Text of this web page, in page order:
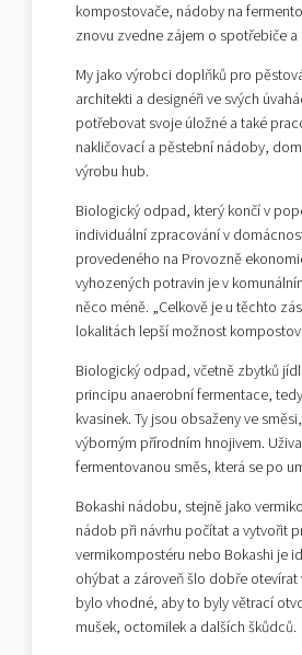
kompostovače, nádoby na
znovu zvedne zájem o spotřebiče
My jako výrobci doplňků pro
architekti a designéři ve svých
potřebovat svoje úložné a také
nakličovací a pěstební nádoby,
výrobu hub.
Biologický odpad, který končí v
individuální zpracování v
provedeného na Provozně
vyhozených potravin je v
něco méně. „Celkově je u těchto
lokalitách lepší možnost
Biologický odpad, včetně zbytků
principu anaerobní fermentace,
kvasinek. Ty jsou obsaženy ve
výborným přírodním hnojivem.
fermentovanou směs, která se po
Bokashi nádobu, stejně jako
nádob při návrhu počítat a vytvořit
vermikompostéru nebo Bokashi je
ohýbat a zároveň šlo dobře
bylo vhodné, aby to byly větrací
mušek, octomilek a dalších škůdců.